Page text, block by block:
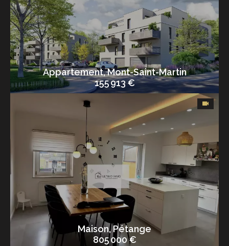
Appartement, Mont-Saint-Martin
155 913 €
Maison, Pétange
805 000 €